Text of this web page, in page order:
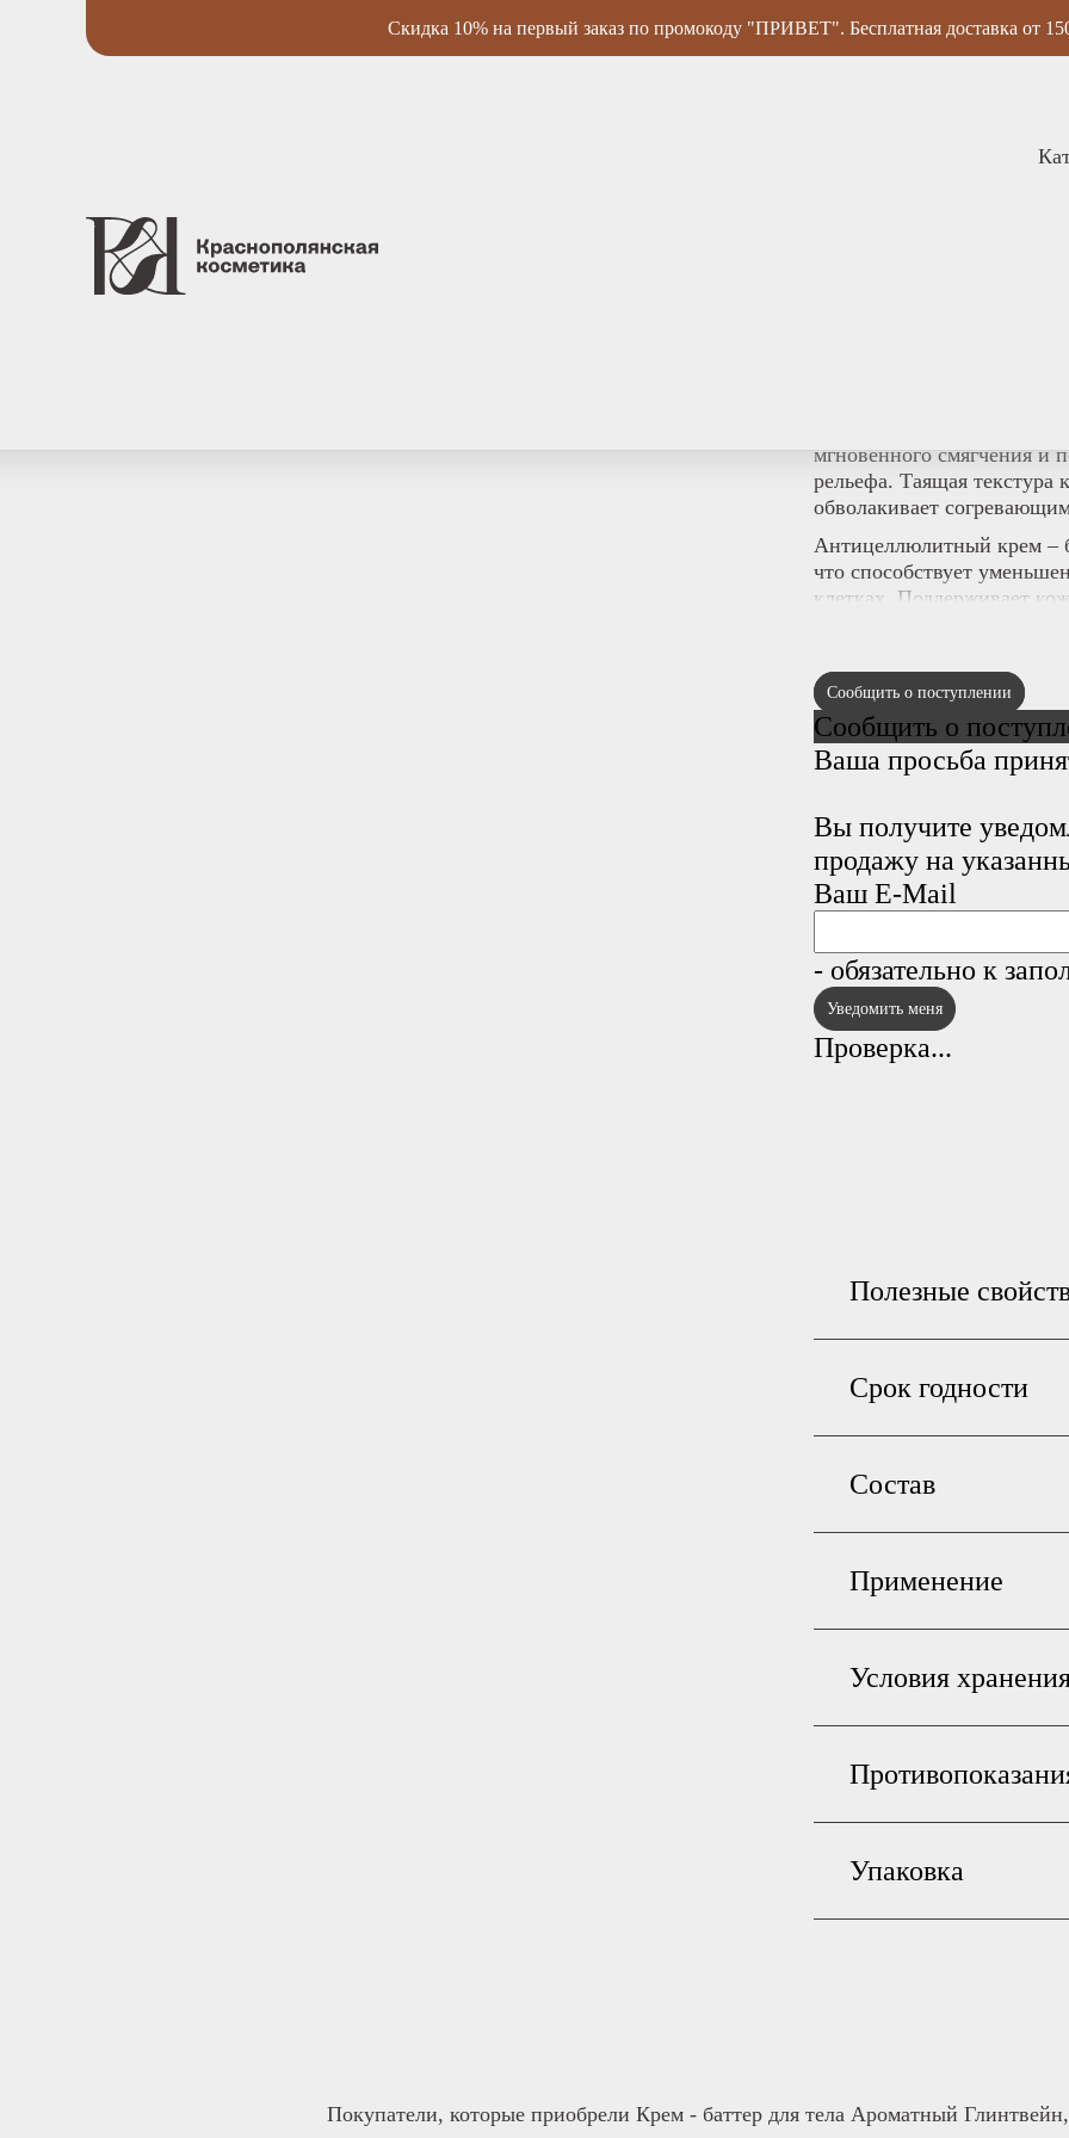
Скидка 10% на первый заказ по промокоду "ПРИВЕТ". Бесплатная доставка от
мгновенного смягчения и
рельефа. Таящая текстура
обволакивает
Антицеллюлитный крем –
что способствует
клетках. Поддерживает
стимулируют процессы ее
эластичность.
• Эфирные масла
помогая моделировать
Для достижения наилучших
антицеллюлитные кремы в
активностью и
Сообщить о поступлении
Сообщить о
Ваша просьба
Вы получите
продажу на
Ваш E-Mail
- обязательно к
Проверка...
Полезные
Срок годности
Состав
Применение
Условия
Упаковка
Покупатели, которые приобрели Крем - баттер для тела Ароматный